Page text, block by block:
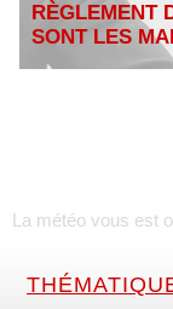
RÈGLEMENT
SONT LES
La météo vous est